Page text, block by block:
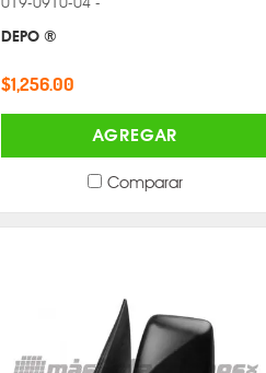
DEPO ®
$1,256.00
AGREGAR
Comparar